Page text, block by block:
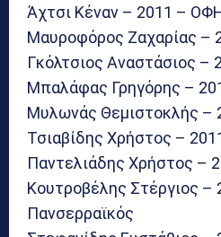
Άχτσι Κέναν – 2011 –
Μαυροφόρος Ζαχαρίας –
Γκόλτσιος Αναστάσιος –
Μπαλάφας Γρηγόρης –
Μυλωνάς Θεμιστοκλής –
Τσιαβίδης Χρήστος –
Παντελιάδης Χρήστος –
Κουτροβέλης Στέργιος –
Πανσερραϊκός